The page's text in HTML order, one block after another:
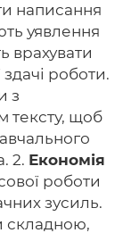
написання
уявлення
врахувати
здачі роботи.
з
тексту, щоб
2. Економія
роботи
зусиль.
складною,